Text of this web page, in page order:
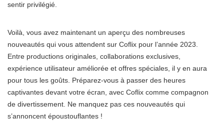
sentir privilégié.
Voilà, vous avez maintenant un aperçu des nombreuses
nouveautés qui vous attendent sur Coflix pour l’année 2023.
Entre productions originales, collaborations exclusives,
expérience utilisateur améliorée et offres spéciales, il y en aura
pour tous les goûts. Préparez-vous à passer des heures
captivantes devant votre écran, avec Coflix comme compagnon
de divertissement. Ne manquez pas ces nouveautés qui
s’annoncent époustouflantes !